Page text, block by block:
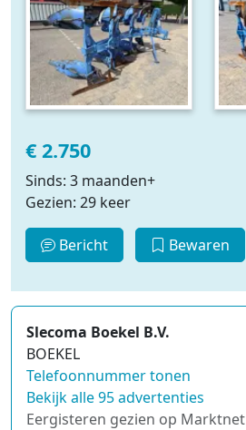
€ 2.750
Sinds: 3 maanden+
Gezien: 29 keer
Bericht Bewaren
Slecoma Boekel B.V.
BOEKEL
Telefoonnummer tonen
Bekijk alle 95 advertenties
Eergisteren gezien op Marktnet